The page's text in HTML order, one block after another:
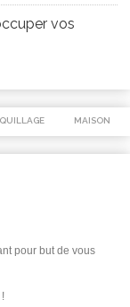
vos
MAISON
pour but de vous